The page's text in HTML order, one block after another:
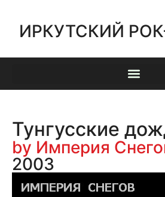
ИРКУТСКИЙ
Тунгусские
by Империя
2003